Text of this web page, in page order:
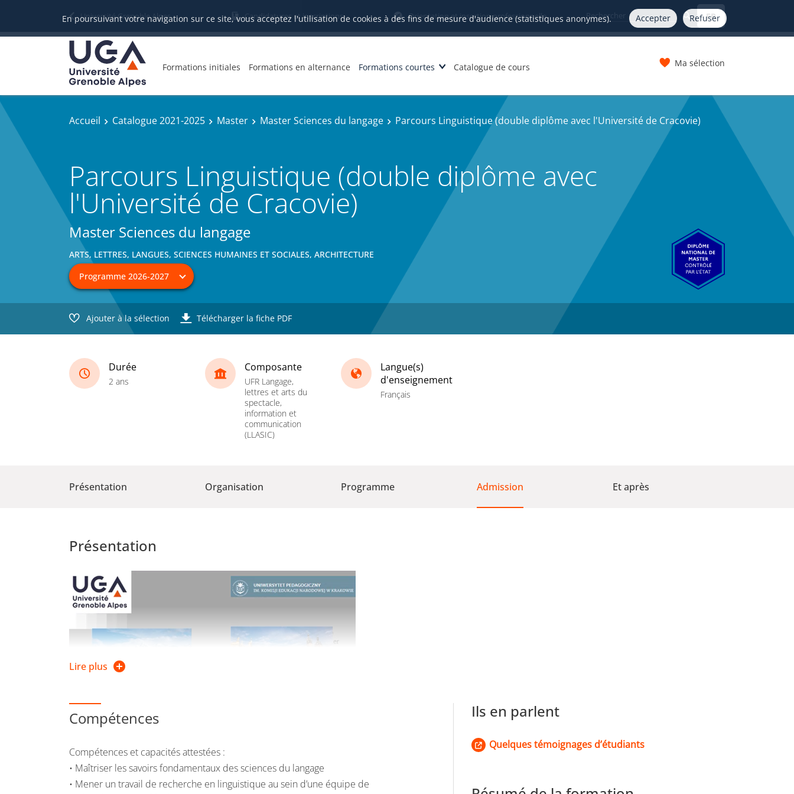
En poursuivant votre navigation sur ce site, vous acceptez l'utilisation de cookies à des fins de mesure d'audience (statistiques anonymes). Accepter Refuser
Université Grenoble Alpes Candidatures et inscriptions Orientation et insertion professionnelle FR
Formations initiales Formations en alternance Formations courtes Catalogue de cours Ma sélection
Accueil Catalogue 2021-2025 Master Master Sciences du langage Parcours Linguistique (double diplôme avec l'Université de Cracovie)
Parcours Linguistique (double diplôme avec
l'Université de Cracovie)
Master Sciences du langage
ARTS, LETTRES, LANGUES, SCIENCES HUMAINES ET SOCIALES, ARCHITECTURE
Ajouter à la sélection Télécharger la fiche PDF
Durée
2 ans
Composante
UFR Langage,
lettres et arts du
spectacle,
information et
communication
(LLASIC)
Langue(s)
d'enseignement
Français
Présentation Organisation Programme Admission Et après
Présentation
Lire plus
Compétences
Compétences et capacités attestées :
• Maîtriser les savoirs fondamentaux des sciences du langage
• Mener un travail de recherche en linguistique au sein d’une équipe de
Ils en parlent
Quelques témoignages d’étudiants